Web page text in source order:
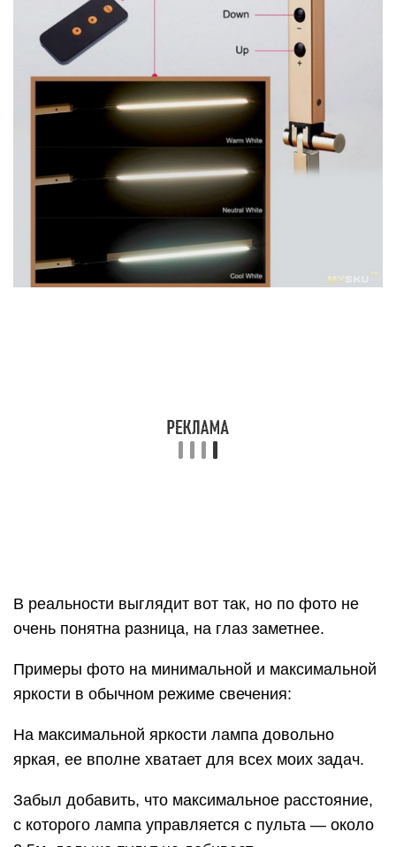
В реальности выглядит вот так, но по фото не
очень понятна разница, на глаз заметнее.
Примеры фото на минимальной и максимальной
яркости в обычном режиме свечения:
На максимальной яркости лампа довольно
яркая, ее вполне хватает для всех моих задач.
Забыл добавить, что максимальное расстояние,
с которого лампа управляется с пульта — около